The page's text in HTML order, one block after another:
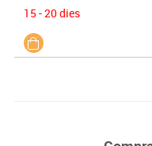
15 - 20 dies